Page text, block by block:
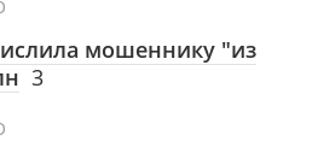
мошеннику "из
3